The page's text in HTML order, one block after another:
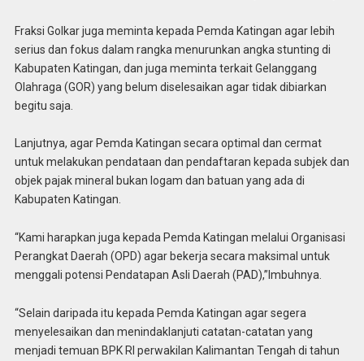
Fraksi Golkar juga meminta kepada Pemda Katingan agar lebih
serius dan fokus dalam rangka menurunkan angka stunting di
Kabupaten Katingan, dan juga meminta terkait Gelanggang
Olahraga (GOR) yang belum diselesaikan agar tidak dibiarkan
begitu saja.
Lanjutnya, agar Pemda Katingan secara optimal dan cermat
untuk melakukan pendataan dan pendaftaran kepada subjek dan
objek pajak mineral bukan logam dan batuan yang ada di
Kabupaten Katingan.
“Kami harapkan juga kepada Pemda Katingan melalui Organisasi
Perangkat Daerah (OPD) agar bekerja secara maksimal untuk
menggali potensi Pendatapan Asli Daerah (PAD),”Imbuhnya.
“Selain daripada itu kepada Pemda Katingan agar segera
menyelesaikan dan menindaklanjuti catatan-catatan yang
menjadi temuan BPK RI perwakilan Kalimantan Tengah di tahun